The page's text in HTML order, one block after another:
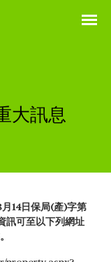
大訊息
14日保局(產)字第
訊可至以下列網址